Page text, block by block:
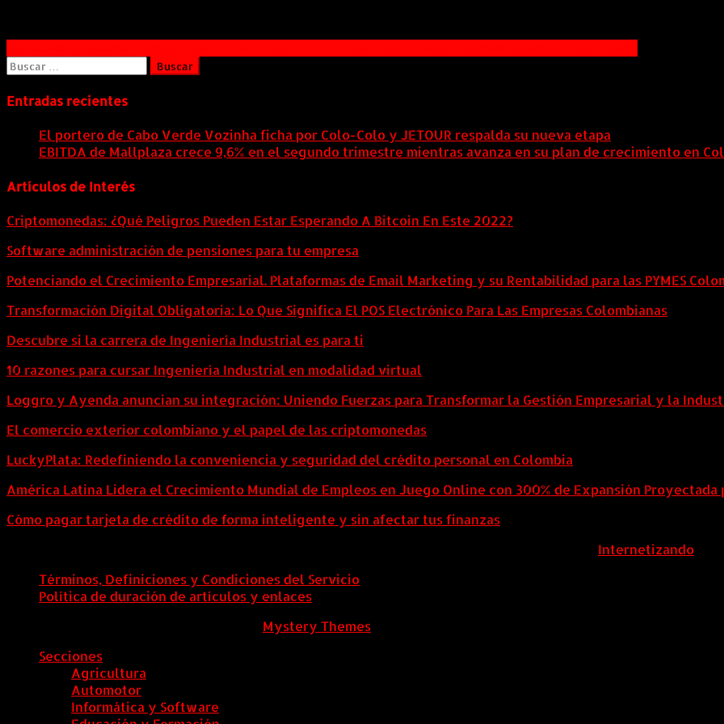
Navegación
de
entradas
Buscar:
Entradas recientes
El portero de Cabo Verde Vozinha ficha por Colo-Colo y JETOUR respalda su nueva etapa
EBITDA de Mallplaza crece 9,6% en el segundo trimestre mientras avanza en su plan de crecimiento en
Artículos de Interés
Criptomonedas: ¿Qué Peligros Pueden Estar Esperando A Bitcoin En Este 2022?
Software administración de pensiones para tu empresa
Potenciando el Crecimiento Empresarial. Plataformas de Email Marketing y su Rentabilidad para las PYMES
Transformación Digital Obligatoria: Lo Que Significa El POS Electrónico Para Las Empresas Colombianas
Descubre si la carrera de Ingeniería Industrial es para ti
10 razones para cursar Ingeniería Industrial en modalidad virtual
Loggro y Ayenda anuncian su integración: Uniendo Fuerzas para Transformar la Gestión Empresarial y la
El comercio exterior colombiano y el papel de las criptomonedas
LuckyPlata: Redefiniendo la conveniencia y seguridad del crédito personal en Colombia
América Latina Lidera el Crecimiento Mundial de Empleos en Juego Online con 300% de Expansión Proyectada
Cómo pagar tarjeta de crédito de forma inteligente y sin afectar tus finanzas
Internetizando
Términos, Definiciones y Condiciones del Servicio
Política de duración de artículos y enlaces
Mystery Themes
Secciones
Agricultura
Automotor
Informática y Software